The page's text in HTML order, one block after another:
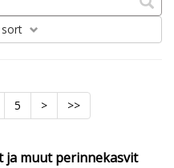
5 > >>
ja muut perinnekasvit